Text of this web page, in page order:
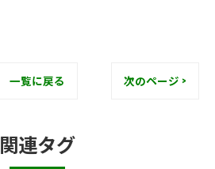
一覧に戻る 次のページ >
関連タグ